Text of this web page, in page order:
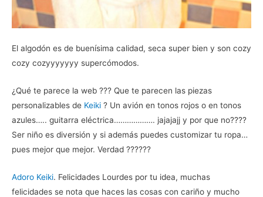
El algodón es de buenísima calidad, seca super bien y son cozy
cozy cozyyyyyyy supercómodos.
¿Qué te parece la web ??? Que te parecen las piezas
personalizables de Keiki ? Un avión en tonos rojos o en tonos
azules….. guitarra eléctrica………………. jajajajj y por que no????
Ser niño es diversión y si además puedes customizar tu ropa…
pues mejor que mejor. Verdad ??????
Adoro Keiki. Felicidades Lourdes por tu idea, muchas
felicidades se nota que haces las cosas con cariño y mucho